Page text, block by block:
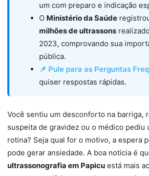
um com preparo e indicação
O Ministério da Saúde
milhões de ultrassons
2023, comprovando sua
pública.
📌 Pule para as Perguntas
quiser respostas rápidas.
Você sentiu um desconforto na barriga,
suspeita de gravidez ou o médico pediu
rotina? Seja qual for o motivo, a espera
pode gerar ansiedade. A boa notícia é
ultrassonografia em Papicu está mais